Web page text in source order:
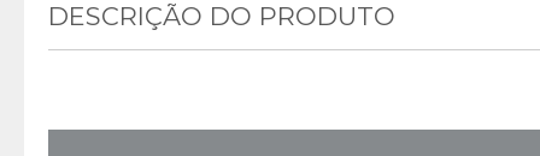
DESCRIÇÃO DO PRODUTO